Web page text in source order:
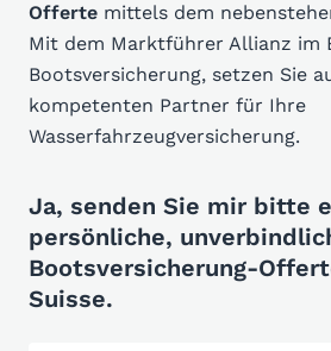
Offerte mittels dem
Mit dem Marktführer Allianz im
Bootsversicherung, setzen Sie
kompetenten Partner für Ihre
Wasserfahrzeugversicherung.
Ja, senden Sie mir bitte
persönliche,
Bootsversicherung-
Suisse.